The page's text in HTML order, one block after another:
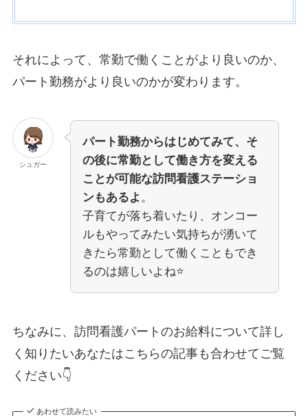
それによって、常勤で働くことがより良いのか、
パート勤務がより良いのかが変わります。
シュガー
パート勤務からはじめてみて、そ
の後に常勤として働き方を変える
ことが可能な訪問看護ステーショ
ンもあるよ。
子育てが落ち着いたり、オンコー
ルもやってみたい気持ちが湧いて
きたら常勤として働くこともでき
るのは嬉しいよね⭐
ちなみに、訪問看護パートのお給料について詳し
く知りたいあなたはこちらの記事も合わせてご覧
ください👇
あわせて読みたい